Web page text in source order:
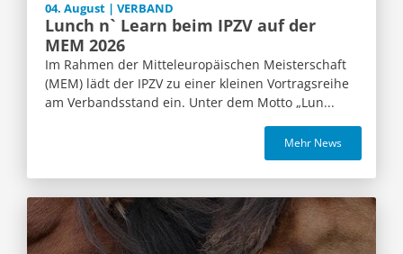
04. August | VERBAND
Lunch n` Learn beim IPZV auf der
MEM 2026
Im Rahmen der Mitteleuropäischen Meisterschaft
(MEM) lädt der IPZV zu einer kleinen Vortragsreihe
am Verbandsstand ein. Unter dem Motto „Lun...
Mehr News